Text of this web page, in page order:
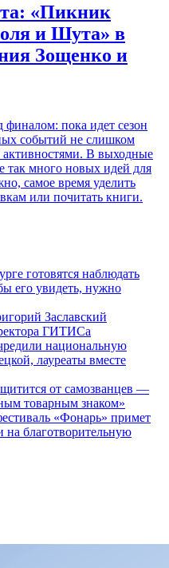
«Пикник
и Шута» в
Зощенко и
пока идет сезон
событий не слишком
В выходные
так много новых идей для
самое время уделить
или почитать книги.
готовятся наблюдать
его увидеть, нужно
Заславский
ГИТИСа
национальную
лауреаты вместе
от самозванцев —
товарным знаком»
«Фонарь» примет
на благотворительную